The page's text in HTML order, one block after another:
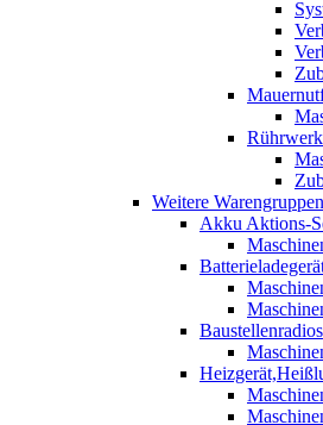
Weitere Warengruppen
Akku Aktions-
Baustellenradios